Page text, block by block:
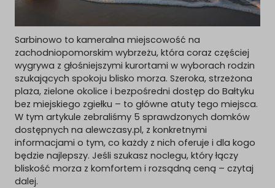
Sarbinowo to kameralna miejscowość na
zachodniopomorskim wybrzeżu, która coraz częściej
wygrywa z głośniejszymi kurortami w wyborach rodzin
szukających spokoju blisko morza. Szeroka, strzeżona
plaża, zielone okolice i bezpośredni dostęp do Bałtyku
bez miejskiego zgiełku – to główne atuty tego miejsca.
W tym artykule zebraliśmy 5 sprawdzonych domków
dostępnych na alewczasy.pl, z konkretnymi
informacjami o tym, co każdy z nich oferuje i dla kogo
będzie najlepszy. Jeśli szukasz noclegu, który łączy
bliskość morza z komfortem i rozsądną ceną – czytaj
dalej.